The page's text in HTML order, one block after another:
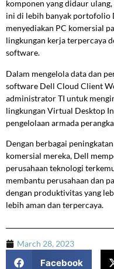
komponen yang didaur
ini di lebih banyak portofolio
menyediakan PC komersial
lingkungan kerja terpercaya
software.
Dalam mengelola data dan
software Dell Cloud Client
administrator TI untuk
lingkungan Virtual Desktop
pengelolaan armada
Dengan berbagai
komersial mereka, Dell
perusahaan teknologi
membantu perusahaan dan
dengan produktivitas yang
lebih aman dan terpercaya.
March 28, 2023
Facebook